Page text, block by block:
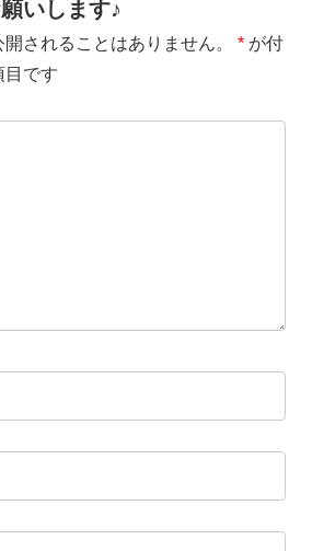
いします♪
されることはありません。 * が付
目です